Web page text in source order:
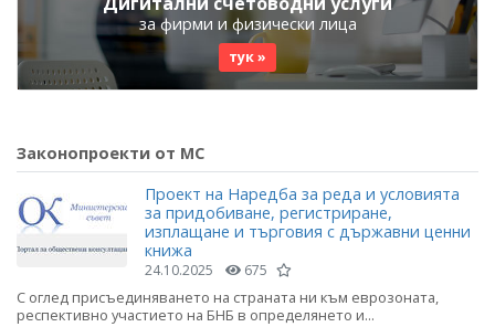
за фирми и физически лица
тук »
Законопроекти от МС
Проект на Наредба за реда и условията
за придобиване, регистриране,
изплащане и търговия с държавни ценни
книжа
24.10.2025 675
С оглед присъединяването на страната ни към еврозоната,
респективно участието на БНБ в определянето и...